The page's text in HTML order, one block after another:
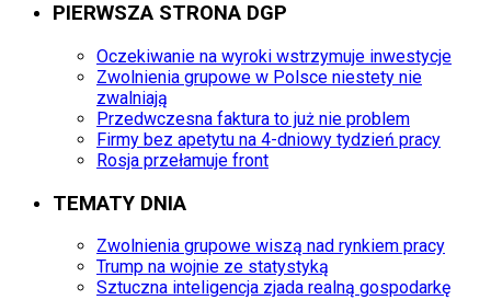
PIERWSZA STRONA DGP
Oczekiwanie na wyroki wstrzymuje inwestycje
Zwolnienia grupowe w Polsce niestety nie
zwalniają
Przedwczesna faktura to już nie problem
Firmy bez apetytu na 4-dniowy tydzień pracy
Rosja przełamuje front
TEMATY DNIA
Zwolnienia grupowe wiszą nad rynkiem pracy
Trump na wojnie ze statystyką
Sztuczna inteligencja zjada realną gospodarkę